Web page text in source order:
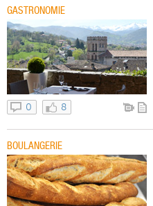
GASTRONOMIE
0 8
BOULANGERIE